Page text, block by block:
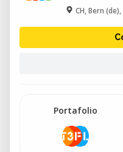
CH, Bern
Portafolio